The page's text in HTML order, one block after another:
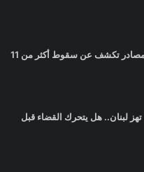
مجزرة في الجنوب: مصادر تكشف عن سقوط أكثر من 11
لبنان.. هل يتحرك القضاء قبل